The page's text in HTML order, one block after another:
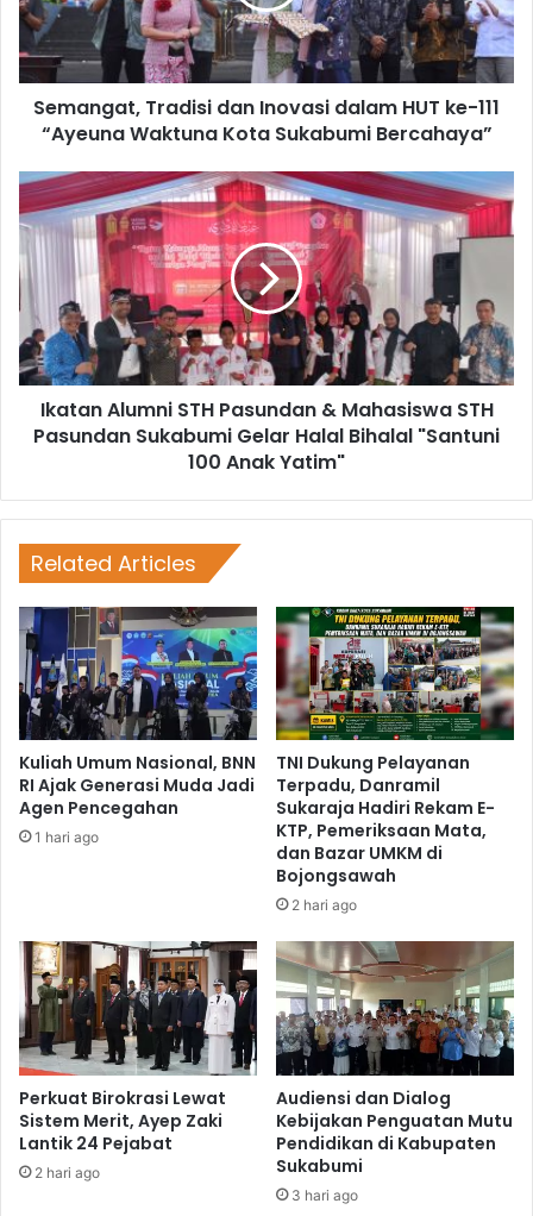
Semangat, Tradisi dan Inovasi dalam HUT ke-111
“Ayeuna Waktuna Kota Sukabumi Bercahaya”
Ikatan Alumni STH Pasundan & Mahasiswa STH
Pasundan Sukabumi Gelar Halal Bihalal "Santuni
100 Anak Yatim"
Related Articles
Kuliah Umum Nasional, BNN
RI Ajak Generasi Muda Jadi
Agen Pencegahan
1 hari ago
TNI Dukung Pelayanan
Terpadu, Danramil
Sukaraja Hadiri Rekam E-
KTP, Pemeriksaan Mata,
dan Bazar UMKM di
Bojongsawah
2 hari ago
Perkuat Birokrasi Lewat
Sistem Merit, Ayep Zaki
Lantik 24 Pejabat
2 hari ago
Audiensi dan Dialog
Kebijakan Penguatan Mutu
Pendidikan di Kabupaten
Sukabumi
3 hari ago